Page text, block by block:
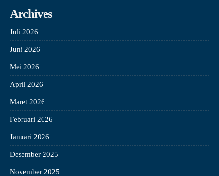
Archives
Juli 2026
Juni 2026
Mei 2026
April 2026
Maret 2026
Februari 2026
Januari 2026
Desember 2025
November 2025